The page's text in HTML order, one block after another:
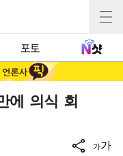
포토
에 의식 회
가가